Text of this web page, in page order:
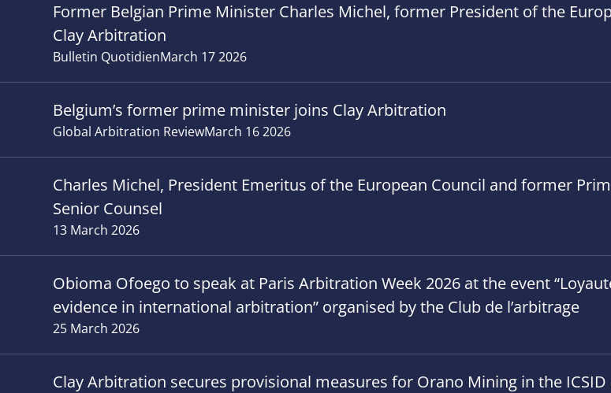
Former Belgian Prime Minister Charles Michel, former President of the
Clay Arbitration
Bulletin QuotidienMarch 17 2026
Belgium’s former prime minister joins Clay Arbitration
Global Arbitration ReviewMarch 16 2026
Charles Michel, President Emeritus of the European Council and former
Senior Counsel
13 March 2026
Obioma Ofoego to speak at Paris Arbitration Week 2026 at the event
evidence in international arbitration” organised by the Club de l’arbitrage
25 March 2026
Clay Arbitration secures provisional measures for Orano Mining in the